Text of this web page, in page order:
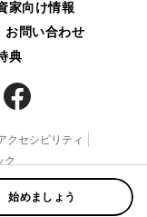
始めましょう
家向け情報
お問い合わせ
典
クセシビリティ
ク
reserved.